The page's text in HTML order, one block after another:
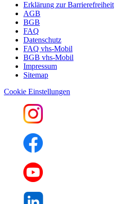
Erklärung zur Barrierefreiheit
AGB
BGB
FAQ
Datenschutz
FAQ vhs-Mobil
BGB vhs-Mobil
Impressum
Sitemap
Cookie Einstellungen